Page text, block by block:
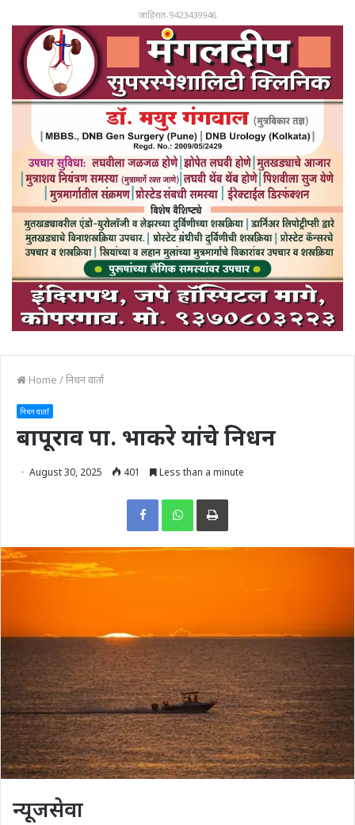
जाहिरात-9423439946
Home /निधन वार्ता
निधन वार्ता
बापूराव पा. भाकरे यांचे निधन
August 30, 2025 401 Less than a minute
Print
न्यूजसेवा